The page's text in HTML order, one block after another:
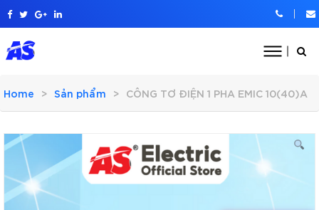
Home Sản phẩm CÔNG TƠ ĐIỆN 1 PHA EMIC 10(40)A